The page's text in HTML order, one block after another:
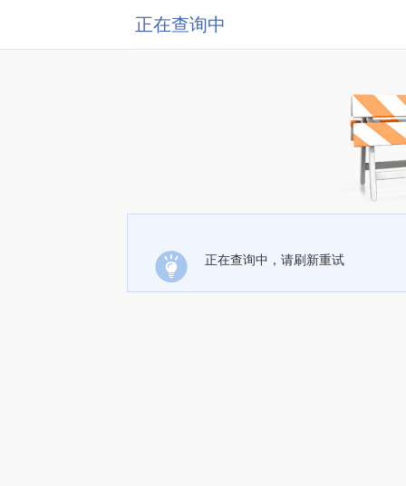
正在查询中
正在查询中，请刷新重试